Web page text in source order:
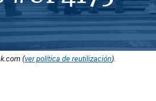
(ver política de reutilización).